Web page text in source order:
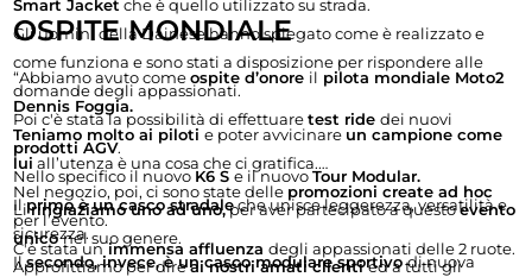
Smart Jacket che è quello utilizzato su strada.
Gli uomini della Dainese hanno spiegato come è realizzato e
come funziona e sono stati a disposizione per rispondere alle
domande degli appassionati.
Poi c'è stata la possibilità di effettuaretest ridedei nuovi
prodotti AGV.
Nello specifico il nuovo K6 Se il nuovoTour Modular.
Ilprimo è un casco stradaleche unisce leggerezza, versatilità e
sicurezza.
Ilsecondo, invece, è un casco modulare sportivodi nuova
OSPITE MONDIALE
“Abbiamo avuto comeospite d’onore il pilota mondiale Moto2
Dennis Foggia.
Teniamo molto ai pilotie poter avvicinare un campione come
lui all’utenza è una cosa che ci gratifica.
Nel negozio, poi, ci sono state delle promozioni create ad hoc
per l’evento.
C'è stata unimmensa affluenzadegli appassionati delle 2 ruote.
Liringraziamo uno ad uno,per aver partecipato a questoevento
uniconel suo genere.
Approfittiamo per direai nostri amati clientied a tutti gli